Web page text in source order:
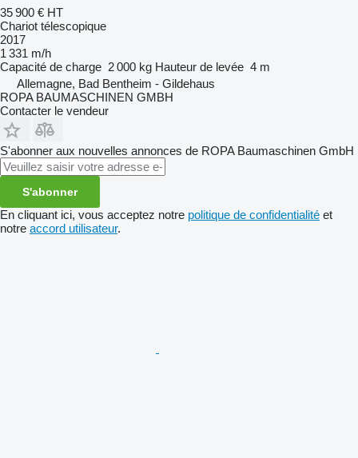
35 900 € HT
Chariot télescopique
2017
1 331 m/h
Capacité de charge 2 000 kg Hauteur de levée 4 m
Allemagne, Bad Bentheim - Gildehaus
ROPA BAUMASCHINEN GMBH
Contacter le vendeur
S'abonner aux nouvelles annonces de ROPA Baumaschinen GmbH
S'abonner
En cliquant ici, vous acceptez notre politique de confidentialité et
notre accord utilisateur.